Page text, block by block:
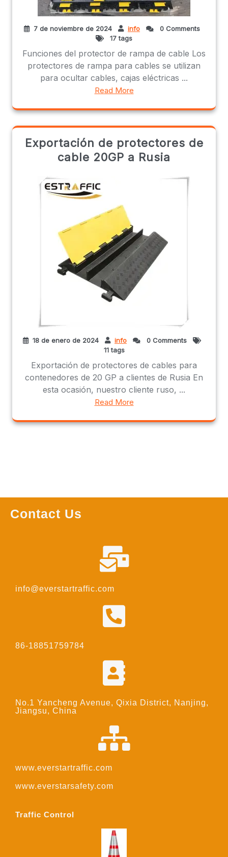
7 de noviembre de 2024 info
0 Comments
17 tags
Funciones del protector de rampa de cable Los
protectores de rampa para cables se utilizan
para ocultar cables, cajas eléctricas ...
Read More
Exportación de protectores de
cable 20GP a Rusia
18 de enero de 2024 info
0 Comments
11 tags
Exportación de protectores de cables para
contenedores de 20 GP a clientes de Rusia En
esta ocasión, nuestro cliente ruso, ...
Read More
Contact Us
info@everstartraffic.com
86-18851759784
No.1 Yancheng Avenue, Qixia District, Nanjing,
Jiangsu, China
www.everstartraffic.com
www.everstarsafety.com
Traffic Control